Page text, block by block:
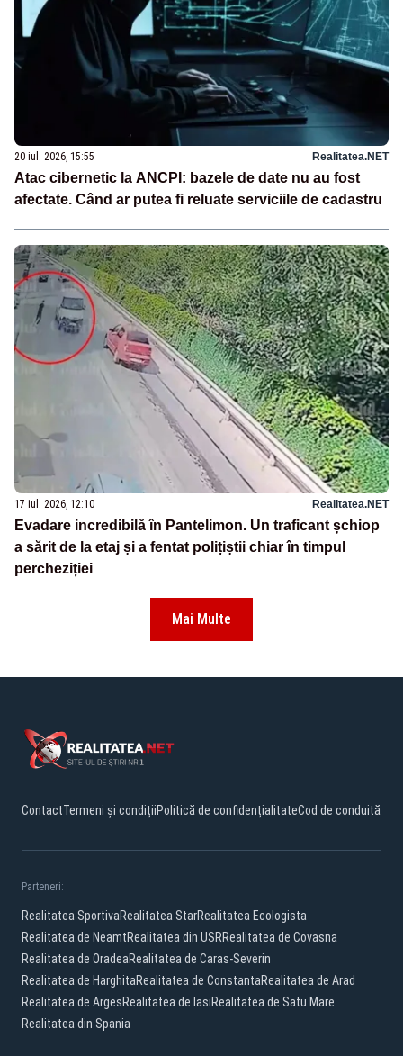
20 iul. 2026, 15:55 Realitatea.NET
Atac cibernetic la ANCPI: bazele de date nu au fost
afectate. Când ar putea fi reluate serviciile de cadastru
17 iul. 2026, 12:10 Realitatea.NET
Evadare incredibilă în Pantelimon. Un traficant șchiop
a sărit de la etaj și a fentat polițiștii chiar în timpul
percheziției
Mai Multe
ContactTermeni și condițiiPolitică de confidențialitateCod de conduită
Parteneri:
Realitatea SportivaRealitatea StarRealitatea Ecologista
Realitatea de NeamtRealitatea din USRRealitatea de Covasna
Realitatea de OradeaRealitatea de Caras-Severin
Realitatea de HarghitaRealitatea de ConstantaRealitatea de Arad
Realitatea de ArgesRealitatea de IasiRealitatea de Satu Mare
Realitatea din Spania